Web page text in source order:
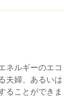
ネルギーのエコ
夫婦、あるいは
ることができま